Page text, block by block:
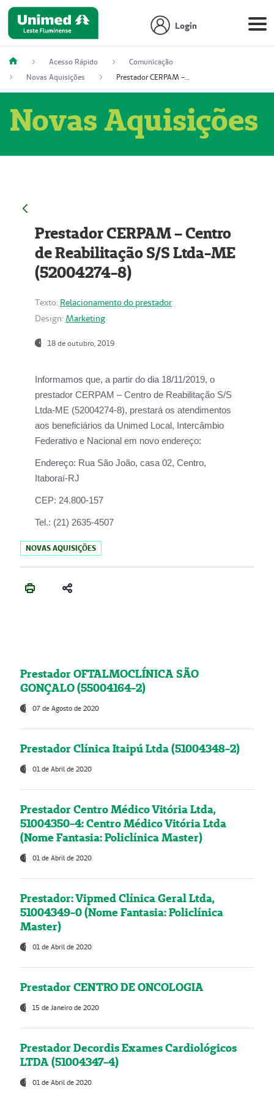
Login
Acesso Rápido
Comunicação
Novas Aquisições
Prestador CERPAM – Centro de Reabilitação S/S Ltda-ME (52004274-8)
Novas Aquisições
Prestador CERPAM – Centro
de Reabilitação S/S Ltda-ME
(52004274-8)
Texto: Relacionamento do prestador
Design: Marketing
18 de outubro, 2019
Informamos que, a partir do dia 18/11/2019, o
prestador CERPAM – Centro de Reabilitação S/S
Ltda-ME (52004274-8), prestará os atendimentos
aos beneficiários da Unimed Local, Intercâmbio
Federativo e Nacional em novo endereço:
Endereço: Rua São João, casa 02, Centro,
Itaboraí-RJ
CEP: 24.800-157
Tel.: (21) 2635-4507
NOVAS AQUISIÇÕES
Prestador OFTALMOCLÍNICA SÃO
GONÇALO (55004164-2)
07 de Agosto de 2020
Prestador Clínica Itaipú Ltda (51004348-2)
01 de Abril de 2020
Prestador Centro Médico Vitória Ltda,
51004350-4: Centro Médico Vitória Ltda
(Nome Fantasia: Policlínica Master)
01 de Abril de 2020
Prestador: Vipmed Clínica Geral Ltda,
51004349-0 (Nome Fantasia: Policlínica
Master)
01 de Abril de 2020
Prestador CENTRO DE ONCOLOGIA
15 de Janeiro de 2020
Prestador Decordis Exames Cardiológicos
LTDA (51004347-4)
01 de Abril de 2020